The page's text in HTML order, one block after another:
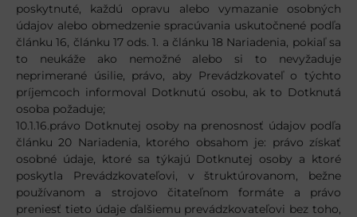
poskytnuté, každú opravu alebo vymazanie osobných
údajov alebo obmedzenie spracúvania uskutočnené podľa
článku 16, článku 17 ods. 1. a článku 18 Nariadenia, pokiaľ sa
to neukáže ako nemožné alebo si to nevyžaduje
neprimerané úsilie, právo, aby Prevádzkovateľ o týchto
príjemcoch informoval Dotknutú osobu, ak to Dotknutá
osoba požaduje;
10.1.16.právo Dotknutej osoby na prenosnosť údajov podľa
článku 20 Nariadenia, ktorého obsahom je: právo získať
osobné údaje, ktoré sa týkajú Dotknutej osoby a ktoré
poskytla Prevádzkovateľovi, v štruktúrovanom, bežne
používanom a strojovo čitateľnom formáte a právo
preniesť tieto údaje ďalšiemu prevádzkovateľovi bez toho,